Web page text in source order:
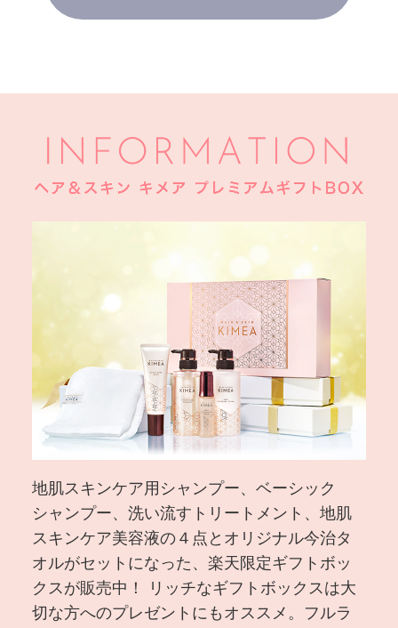
地肌スキンケア用シャンプー、ベーシック
シャンプー、洗い流すトリートメント、地肌
スキンケア美容液の４点とオリジナル今治タ
オルがセットになった、楽天限定ギフトボッ
クスが販売中！ リッチなギフトボックスは大
切な方へのプレゼントにもオススメ。フルラ